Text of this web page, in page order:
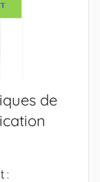
de
: